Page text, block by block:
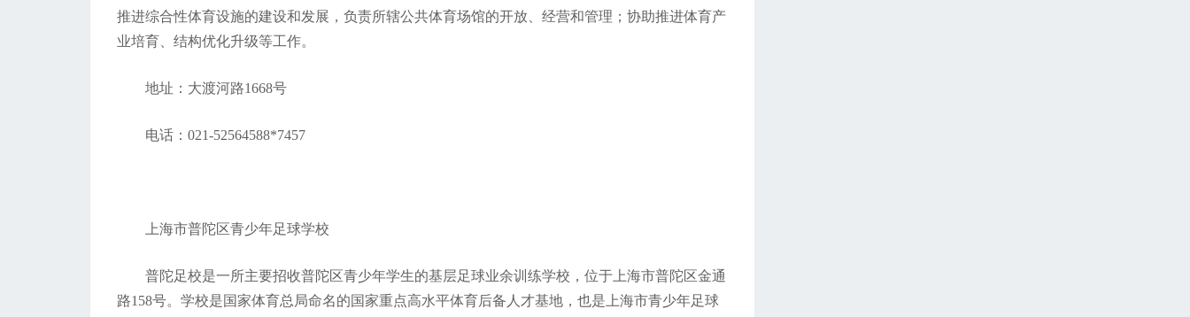
推进综合性体育设施的建设和发展，负责所辖公共体育场馆的开放、经营和管理；协助推进体育产
业培育、结构优化升级等工作。
地址：大渡河路1668号
电话：021-52564588*7457
上海市普陀区青少年足球学校
普陀足校是一所主要招收普陀区青少年学生的基层足球业余训练学校，位于上海市普陀区金通
路158号。学校是国家体育总局命名的国家重点高水平体育后备人才基地，也是上海市青少年足球